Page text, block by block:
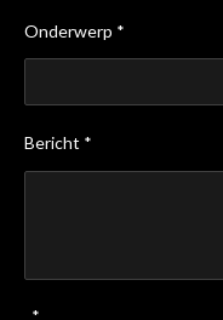
Onderwerp *
Bericht *